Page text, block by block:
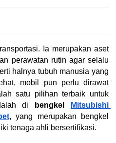
Ia merupakan aset
perawatan rutin agar selalu
halnya tubuh manusia yang
mobil pun perlu dirawat
satu pilihan terbaik untuk
di
bengkel
Mitsubishi
, yang merupakan bengkel
tenaga ahli bersertifikasi.